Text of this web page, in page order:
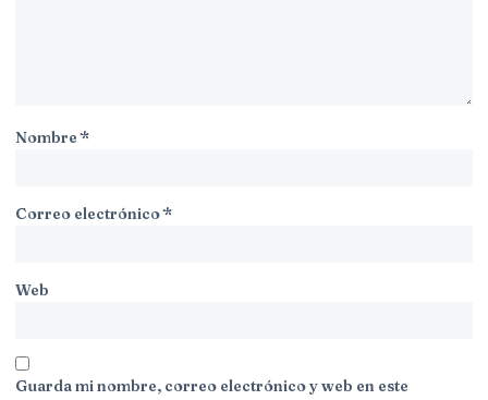
Nombre*
Correo electrónico*
Web
Guarda mi nombre, correo electrónico y web en este